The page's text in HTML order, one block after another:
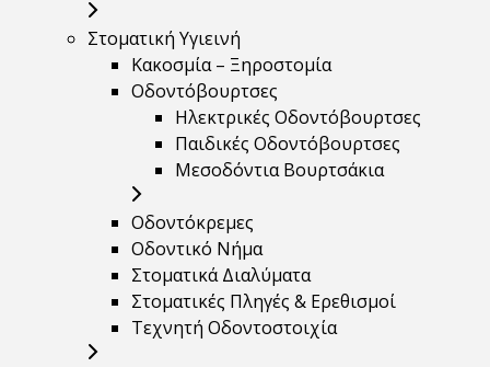
Στοματική Υγιεινή
Κακοσμία – Ξηροστομία
Οδοντόβουρτσες
Ηλεκτρικές Οδοντόβουρτσες
Παιδικές Οδοντόβουρτσες
Μεσοδόντια Βουρτσάκια
Οδοντόκρεμες
Οδοντικό Νήμα
Στοματικά Διαλύματα
Στοματικές Πληγές & Ερεθισμοί
Τεχνητή Οδοντοστοιχία